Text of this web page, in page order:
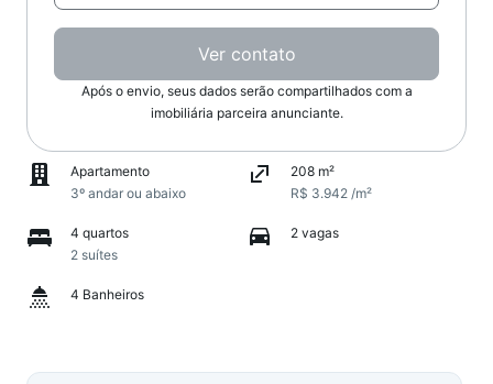
Ver contato
Após o envio, seus dados serão compartilhados com a
imobiliária parceira anunciante.
Apartamento
3º andar ou abaixo
208 m²
R$ 3.942 /m²
4 quartos
2 suítes
2 vagas
4 Banheiros